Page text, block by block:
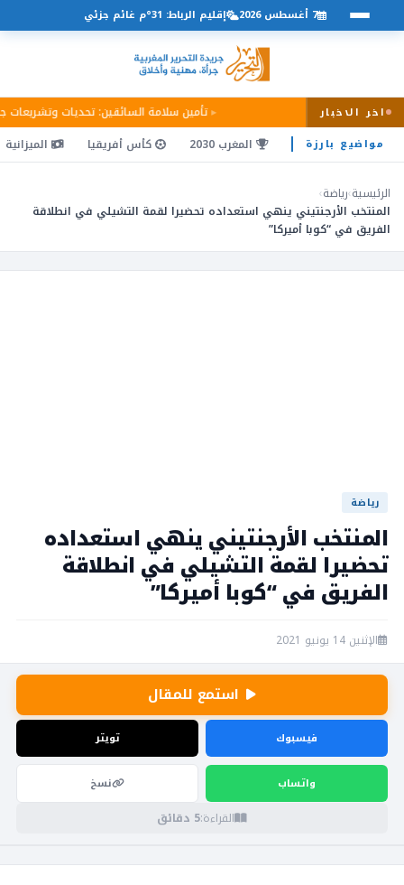
اخر الاخبار تأمين سلامة السائقين: تحديات وتشريعات
7 أغسطس 2026 إقليم الرباط: 31°م غائم جزئي
مواضيع بارزة المغرب 2030 كأس أفريقيا الميزانية
الرئيسية›رياضة›
المنتخب الأرجنتيني ينهي استعداده تحضيرا لقمة التشيلي في انطلاقة
الفريق في “كوبا أميركا”
رياضة
المنتخب الأرجنتيني ينهي استعداده
تحضيرا لقمة التشيلي في انطلاقة
الفريق في “كوبا أميركا”
الإثنين 14 يونيو 2021
استمع للمقال
فيسبوك تويتر
واتساب نسخ
القراءة:5 دقائق